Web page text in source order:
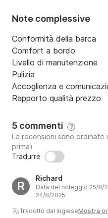
Note complessive
Conformità della barca
Comfort a bordo
Livello di manutenzione
Pulizia
Accoglienza e
Rapporto qualità prezzo
5 commenti ?
Le recensioni sono ordinate
prima)
Tradurre
R
Richard
Data del noleggio 25/8/
24/8/2025
Tradotto dal IngleseMostra